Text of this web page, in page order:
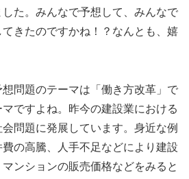
た。みんなで予想して、みんなで
きたのですかね！？なんとも、嬉
問題のテーマは「働き方改革」で
ですよね。昨今の建設業における
問題に発展しています。身近な例
の高騰、人手不足などにより建設
ンションの販売価格などをみると